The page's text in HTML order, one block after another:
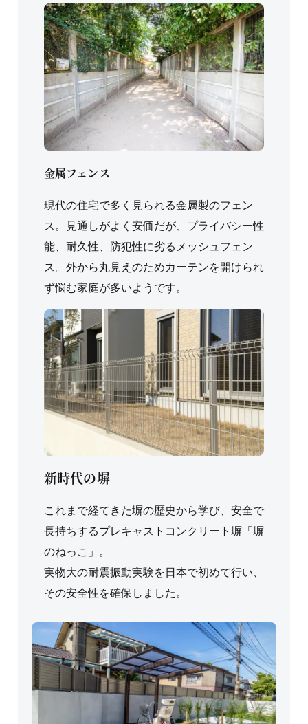
金属フェンス
現代の住宅で多く見られる金属製のフェン
ス。見通しがよく安価だが、プライバシー性
能、耐久性、防犯性に劣るメッシュフェン
ス。外から丸見えのためカーテンを開けられ
ず悩む家庭が多いようです。
新時代の塀
これまで経てきた塀の歴史から学び、安全で
長持ちするプレキャストコンクリート塀「塀
のねっこ」。
実物大の耐震振動実験を日本で初めて行い、
その安全性を確保しました。